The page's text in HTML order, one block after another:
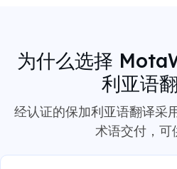
为什么选择
利亚语
经认证的保加利亚语翻译采
术语交付，可